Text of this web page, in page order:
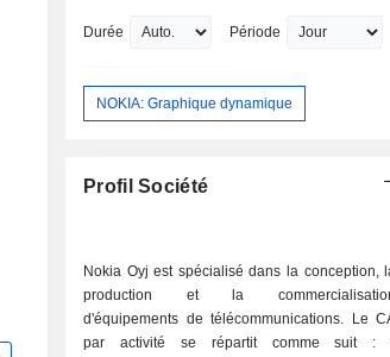
Durée Période
NOKIA: Graphique dynamique
Profil Société
Nokia Oyj est spécialisé dans la conception,
production et la
d'équipements de télécommunications. Le
par activité se répartit comme suit :